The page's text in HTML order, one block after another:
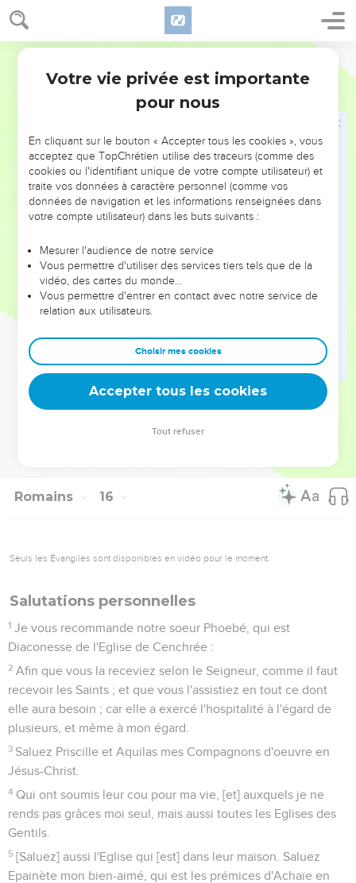
Romains 15
25 Mais pour le présent je m'en vais à Jérusalem pour assister
les Saints.
Car il a semblé bon aux Macédoniens et aux Achaïens de
faire une contribution pour les pauvres d'entre les Saints qui
obligés : car si les Gentils ont été participants de leurs biens
spirituels, ils leur doivent aussi faire part des charnels.
Après donc que j'aurai achevé cela, et que j'aurai
consigné ce fruit, j'irai en Espagne en passant par vos
Et je sais que quand j'irai vers vous j'y irai avec une
abondance de bénédictions de l'Evangile de Christ.
Or je vous exhorte, mes frères, par notre Seigneur Jésus-
Christ, et par la charité de l'Esprit, que vous combattiez avec
moi dans vos prières à Dieu pour moi.
Afin que je sois délivré des rebelles qui sont en Judée, et
que mon administration que j'ai à faire à Jérusalem, soit
rendue agréable aux Saints.
Romains 16
Seuls les Évangiles sont disponibles en vidéo pour le moment.
Salutations personnelles
1 Je vous recommande notre soeur Phoebé, qui est
Diaconesse de l'Eglise de Cenchrée :
2 Afin que vous la receviez selon le Seigneur, comme il faut
recevoir les Saints ; et que vous l'assistiez en tout ce dont
elle aura besoin ; car elle a exercé l'hospitalité à l'égard de
plusieurs, et même à mon égard.
3 Saluez Priscille et Aquilas mes Compagnons d'oeuvre en
Jésus-Christ.
4 Qui ont soumis leur cou pour ma vie, [et] auxquels je ne
rends pas grâces moi seul, mais aussi toutes les Eglises des
Gentils.
5 [Saluez] aussi l'Eglise qui [est] dans leur maison. Saluez
Epainète mon bien-aimé, qui est les prémices d'Achaïe en
Votre vie privée est importante
pour nous
En cliquant sur le bouton « Accepter tous les cookies », vous
acceptez que TopChrétien utilise des traceurs (comme des
cookies ou l'identifiant unique de votre compte utilisateur) et
traite vos données à caractère personnel (comme vos
données de navigation et les informations renseignées dans
votre compte utilisateur) dans les buts suivants :
Mesurer l'audience de notre service
Vous permettre d'utiliser des services tiers tels que de la
vidéo, des cartes du monde…
Vous permettre d'entrer en contact avec notre service de
relation aux utilisateurs.
Choisir mes cookies
Accepter tous les cookies
Tout refuser